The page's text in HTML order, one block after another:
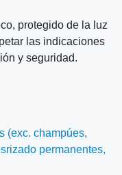
protegido de la luz
las indicaciones
y seguridad.
(exc. champúes,
permanentes,